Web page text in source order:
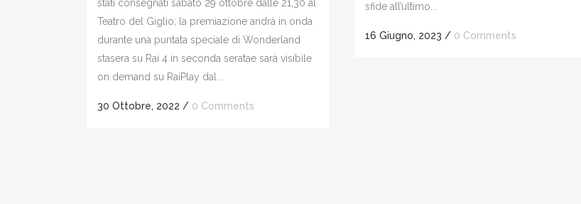
sfide all’ultimo...
16 Giugno, 2023 / 0 Comments
stati consegnati sabato 29 ottobre dalle 21,30 al
Teatro del Giglio; la premiazione andrà in onda
durante una puntata speciale di Wonderland
stasera su Rai 4 in seconda seratae sarà visibile
on demand su RaiPlay dal...
30 Ottobre, 2022 / 0 Comments